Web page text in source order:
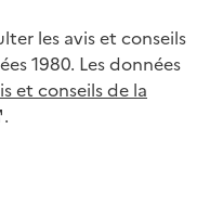
les avis et conseils
1980. Les données
et conseils de la
.